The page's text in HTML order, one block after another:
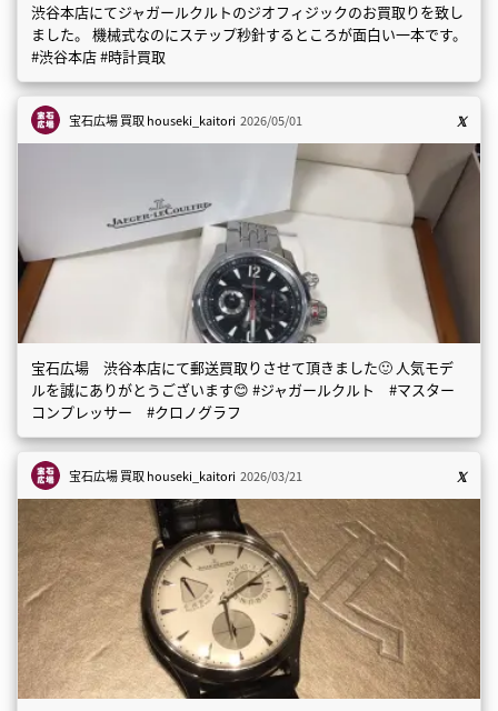
渋谷本店にてジャガールクルトのジオフィジックのお買取りを致し
ました。 機械式なのにステップ秒針するところが面白い一本です。
#渋谷本店 #時計買取
宝石広場 買取houseki_kaitori 2026/05/01
宝石広場 渋谷本店にて郵送買取りさせて頂きました🙂 人気モデ
ルを誠にありがとうございます😊 #ジャガールクルト #マスター
コンプレッサー #クロノグラフ
宝石広場 買取houseki_kaitori 2026/03/21